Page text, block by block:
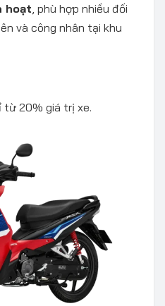
hoạt , phù hợp nhiều đối
và công nhân tại khu
từ 20% giá trị xe.